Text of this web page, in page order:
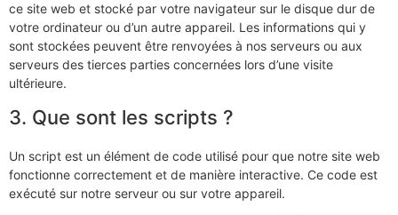
ce site web et stocké par votre navigateur sur le disque dur de
votre ordinateur ou d’un autre appareil. Les informations qui y
sont stockées peuvent être renvoyées à nos serveurs ou aux
serveurs des tierces parties concernées lors d’une visite
ultérieure.
3. Que sont les scripts ?
Un script est un élément de code utilisé pour que notre site web
fonctionne correctement et de manière interactive. Ce code est
exécuté sur notre serveur ou sur votre appareil.